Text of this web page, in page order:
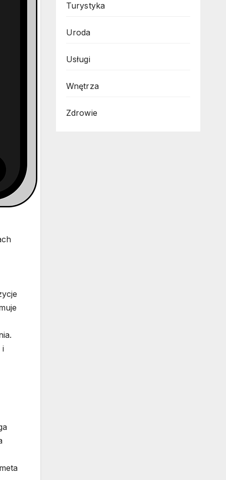
i
Turystyka
Uroda
Usługi
Wnętrza
Zdrowie